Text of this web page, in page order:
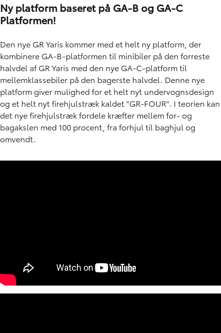
Ny platform baseret på GA-B og GA-C
Platformen!
Den nye GR Yaris kommer med et helt ny platform, der
kombinere GA-B-platformen til minibiler på den forreste
halvdel af GR Yaris med den nye GA-C-platform til
mellemklassebiler på den bagerste halvdel. Denne nye
platform giver mulighed for et helt nyt undervognsdesign
og et helt nyt firehjulstræk kaldet "GR-FOUR". I teorien kan
det nye firehjulstræk fordele kræfter mellem for- og
bagakslen med 100 procent, fra forhjul til baghjul og
omvendt.